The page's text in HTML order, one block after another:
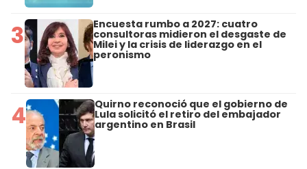
3 Encuesta rumbo a 2027: cuatro
consultoras midieron el desgaste de
Milei y la crisis de liderazgo en el
peronismo
4 Quirno reconoció que el gobierno de
Lula solicitó el retiro del embajador
argentino en Brasil